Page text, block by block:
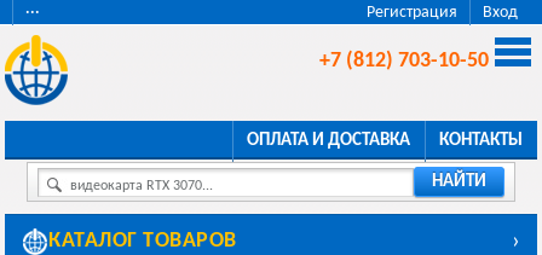
Регистрация Вход
···
+7 (812) 703-10-50
ОПЛАТА И ДОСТАВКА КОНТАКТЫ
видеокарта RTX 3070... НАЙТИ
КАТАЛОГ ТОВАРОВ ›